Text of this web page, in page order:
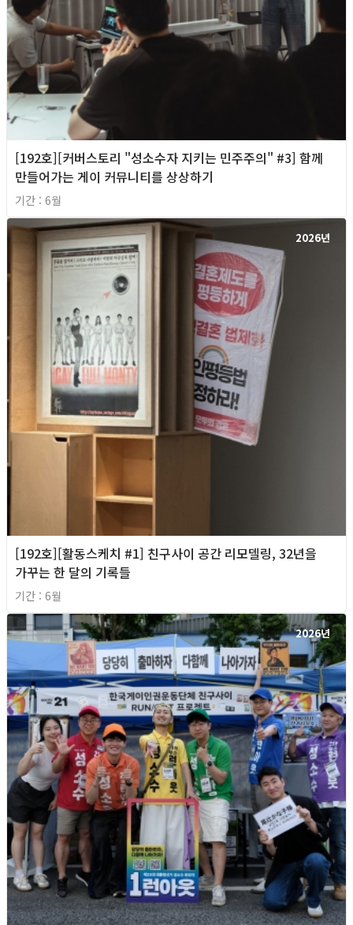
[192호][커버스토리 "성소수자 지키는 민주주의" #3] 함께
만들어가는 게이 커뮤니티를 상상하기
기간 : 6월
2026년
[192호][활동스케치 #1] 친구사이 공간 리모델링, 32년을
가꾸는 한 달의 기록들
기간 : 6월
2026년